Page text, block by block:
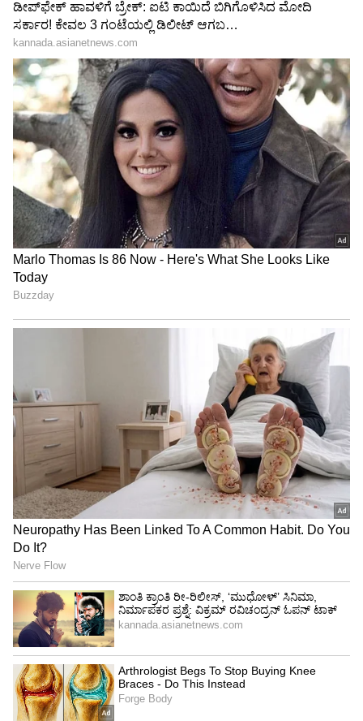
ಮದುವೆಯಾದ ಮಹಿಳೆಯ ಜೊತೆ ಮಗನ ಅಫೇರ್‌:
ಡಯನಾಳನ್ನು ಮದುವೆಯಾಗುವ ಮುನ್ನವೇ ಪ್ರಿನ್ಸ್‌ ಚಾರ್ಲ್ಸ್‌,
ಅದಾಗಲೇ ಮದುವೆಯಾಗಿದ್ದ ಕ್ಯಾಮಿಲ್ಲಾ ಪಾರ್ಕರ್‌ ಜೊತೆ
ಅಫೇರ್‌ ಇರಿಸಿಕೊಂಡಿದ್ದರು. ಈ ಸಂಬಂಧ ರಾಜಮನೆತನದಲ್ಲಿ
ಇರಿಸುಮುರಿಸು ಉಂಟು ಮಾಡಿತ್ತು. ಮನೆತನದ
ಮರ್ಯಾದೆಯ ಬಗ್ಗೆ ಚಾರ್ಲ್ಸ್‌ಗೆ ರಾಣಿ ಎಲಿಜಬೆತ್‌
ಬುದ್ಧಿಯನ್ನೂ ಹೇಳಿದ್ದರು. ಆದರೆ, ಯಾವುದೇ
ಪ್ರಯೋಜನವಾಗಲಿಲ್ಲ. 1997 ಆಗಸ್ಟ್‌ 31 ರಂದು ಡಯಾನಾ
ಪ್ಯಾರಿಸ್‌ನಲ್ಲಿ ನಡೆದ ರಸ್ತೆ ಅಪಘಾತದಲ್ಲಿ ಸಾವು ಕಂಡಿದ್ದರು.
ಈ ವೇಳೆ 36 ವರ್ಷದ ಡಯಾನಾ ಜೊತೆ ಆಕೆಯ ಗೆಳೆಯ
ದೋದಿ ಅಲ್‌ ಫಯಾದ್‌ ಇದ್ದ. ಇದಾದ ಬಳಿಕ 199ರಿಂದ
ಮತ್ತೊಮ್ಮೆ ಚಾರ್ಲ್ಸ್‌ ಹಾಗೂ ಡಯಾನಾ ಸಂಬಂಧ
ಆರಂಭಿಸಿದರು. ಸುದೀರ್ಘ ಕಾಲದ ಸಂಬಂಧದ ನಂತರ
"ರಾಜಕೀಯ ಬೇಡ, ಸಿನಿಮಾನೇ ಪ್ರಾಣ":
ಕನಕೋತ್ಸವದಲ್ಲಿ ರಿಷಬ್ ಶೆಟ್ಟಿ | Rishab
Shetty speech | Suvarna News
ಶೇ.50 ರಿಂದ ಶೇ.18 ಕ್ಕೆ TAX ಇಳಿಕೆ: ಮೋದಿ-
ಟ್ರಂಪ್ ಐತಿಹಾಸಿಕ ಒಪ್ಪಂದ | India US
Trade Deal | Party Rounds